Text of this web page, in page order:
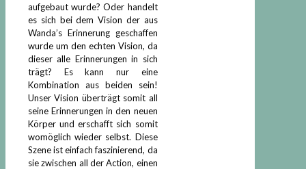
aufgebaut wurde? Oder handelt
es sich bei dem Vision der aus
Wanda’s Erinnerung geschaffen
wurde um den echten Vision, da
dieser alle Erinnerungen in sich
trägt? Es kann nur eine
Kombination aus beiden sein!
Unser Vision überträgt somit all
seine Erinnerungen in den neuen
Körper und erschafft sich somit
womöglich wieder selbst. Diese
Szene ist einfach faszinierend, da
sie zwischen all der Action, einen